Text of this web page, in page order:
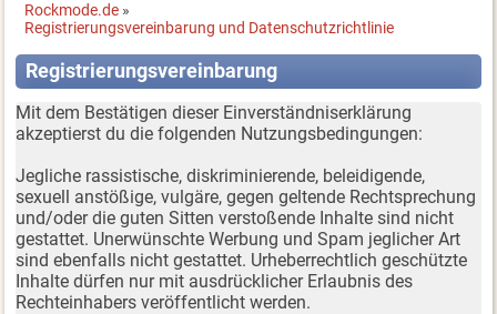
Rockmode.de »
Registrierungsvereinbarung und Datenschutzrichtlinie
Registrierungsvereinbarung
Mit dem Bestätigen dieser Einverständniserklärung
akzeptierst du die folgenden Nutzungsbedingungen:
Jegliche rassistische, diskriminierende, beleidigende,
sexuell anstößige, vulgäre, gegen geltende Rechtsprechung
und/oder die guten Sitten verstoßende Inhalte sind nicht
gestattet. Unerwünschte Werbung und Spam jeglicher Art
sind ebenfalls nicht gestattet. Urheberrechtlich geschützte
Inhalte dürfen nur mit ausdrücklicher Erlaubnis des
Rechteinhabers veröffentlicht werden.